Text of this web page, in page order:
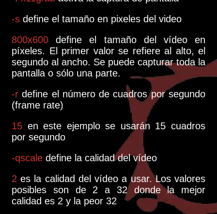
-s define el tamaño en pixeles del video
800x600 define el tamaño del vídeo en
píxeles. El primer valor se refiere al alto, el
segundo al ancho. Se puede capturar toda la
pantalla o sólo una parte.
-r define el número de cuadros por segundo
(frame rate)
15 en este ejemplo se usarán 15 cuadros
por segundo
-qscale define la calidad del vídeo
2 es la calidad del vídeo a usar. Los valores
posibles son de 2 a 32 donde la mejor
calidad es 2 y la peor 32